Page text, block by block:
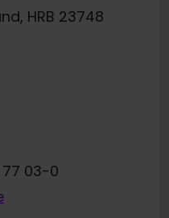
HRB 23748
03-0